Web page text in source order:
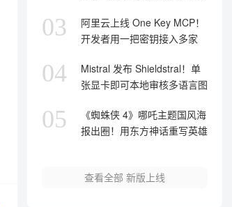
03
阿里云上线 One Key MCP！
开发者用一把密钥接入多家
04
Mistral 发布 Shieldstral！单
张显卡即可本地审核多语言图
05
《蜘蛛侠 4》哪吒主题国风海
报出圈！用东方神话重写英雄
查看全部 新版上线